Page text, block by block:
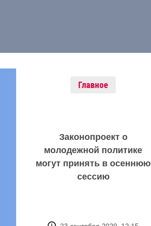
Главное
Законопроект о
молодежной политике
могут принять в осеннюю
сессию